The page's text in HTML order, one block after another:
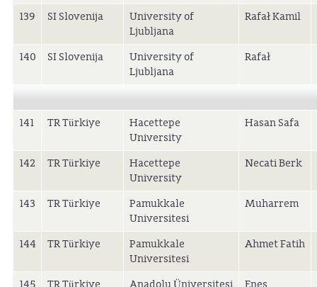
139
SI Slovenija
University of
Ljubljana
Rafał Kamil
140 SI Slovenija
University of
Ljubljana
Rafał
141 TR Türkiye
Hacettepe
University
Hasan Safa
142 TR Türkiye
Hacettepe
University
Necati Berk
143 TR Türkiye
Pamukkale
Universitesi
Muharrem
144 TR Türkiye
Pamukkale
Universitesi
Ahmet Fatih
145 TR Türkiye Anadolu Üniversitesi Enes